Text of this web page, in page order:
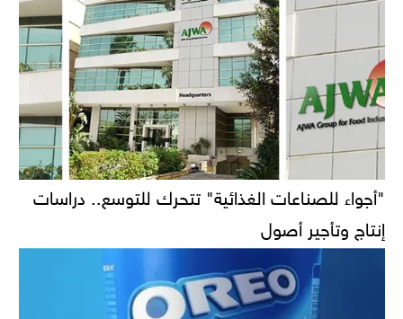
"أجواء للصناعات الغذائية" تتحرك للتوسع.. دراسات
إنتاج وتأجير أصول